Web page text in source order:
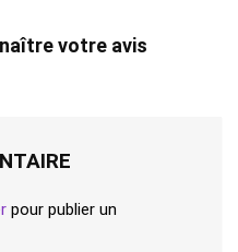
votre avis
pour publier un